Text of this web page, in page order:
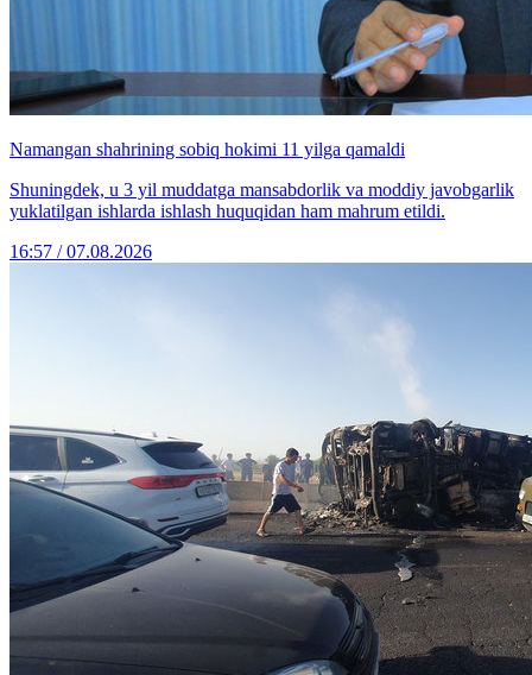
Namangan shahrining sobiq hokimi 11 yilga qamaldi
Shuningdek, u 3 yil muddatga mansabdorlik va moddiy javobgarlik
yuklatilgan ishlarda ishlash huquqidan ham mahrum etildi.
16:57 / 07.08.2026